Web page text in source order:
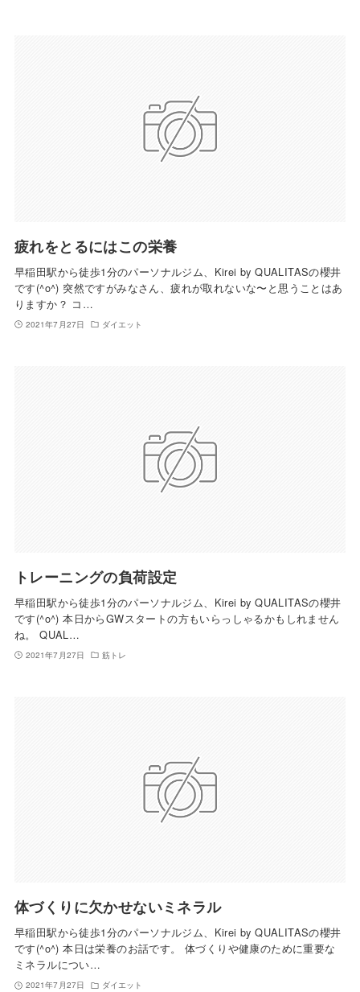
疲れをとるにはこの栄養
早稲田駅から徒歩1分のパーソナルジム、Kirei by QUALITASの櫻井
です(^o^) 突然ですがみなさん、疲れが取れないな〜と思うことはあ
りますか？ コ…
2021年7月27日 ダイエット
トレーニングの負荷設定
早稲田駅から徒歩1分のパーソナルジム、Kirei by QUALITASの櫻井
です(^o^) 本日からGWスタートの方もいらっしゃるかもしれません
ね。 QUAL…
2021年7月27日 筋トレ
体づくりに欠かせないミネラル
早稲田駅から徒歩1分のパーソナルジム、Kirei by QUALITASの櫻井
です(^o^) 本日は栄養のお話です。 体づくりや健康のために重要な
ミネラルについ…
2021年7月27日 ダイエット